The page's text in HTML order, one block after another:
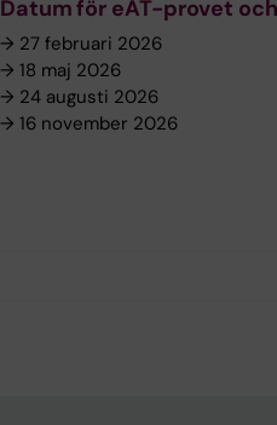
Datum för eAT-provet
→ 27 februari 2026
→ 18 maj 2026
→ 24 augusti 2026
→ 16 november 2026